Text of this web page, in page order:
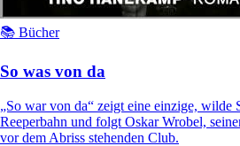
📚 Bücher
So was von da
„So war von da“ zeigt eine einzige, wilde
Reeperbahn und folgt Oskar Wrobel,
vor dem Abriss stehenden Club.